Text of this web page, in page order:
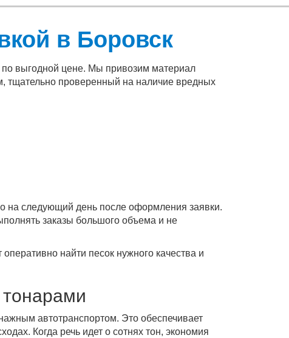
в Боровск
выгодной цене. Мы привозим материал
тщательно проверенный на наличие вредных
на следующий день после оформления заявки.
заказы большого объема и не
найти песок нужного качества и
автотранспортом. Это обеспечивает
Когда речь идет о сотнях тон, экономия